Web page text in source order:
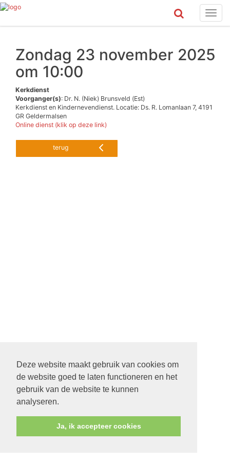
Deze website maakt gebruik van cookies om
de website goed te laten functioneren en het
gebruik van de website te kunnen
analyseren.
Ja, ik accepteer cookies
Zondag 23 november 2025
om 10:00
Kerkdienst
Voorganger(s): Dr. N. (Niek) Brunsveld (Est)
Kerkdienst en Kindernevendienst. Locatie: Ds. R. Lomanlaan 7, 4191
GR Geldermalsen
Online dienst (klik op deze link)
terug